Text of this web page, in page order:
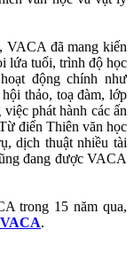
VACA đã mang kiến
lứa tuổi, trình độ học
động chính như
thảo, toạ đàm, lớp
phát hành các ấn
điển Thiên văn học
dịch thuật nhiều tài
đang được VACA
trong 15 năm qua,
.